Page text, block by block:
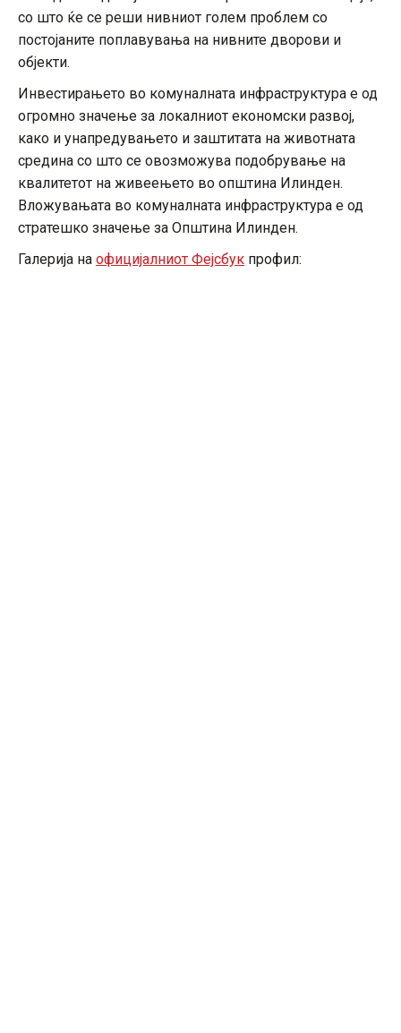
со што ќе се реши нивниот голем проблем со
постојаните поплавувања на нивните дворови и
објекти.
Инвестирањето во комуналната инфраструктура е од
огромно значење за локалниот економски развој,
како и унапредувањето и заштитата на животната
средина со што се овозможува подобрување на
квалитетот на живеењето во општина Илинден.
Вложувањата во комуналната инфраструктура е од
стратешко значење за Општина Илинден.
Галерија на официјалниот Фејсбук профил: